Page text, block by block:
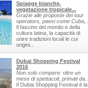
Spiagge bianche,
vegetazione tropicale...
Grazie alle proposte dei tour
operators, paesi come Cuba,...
Il fascino del mondo e della
cultura latina, la capacità di
unire tradizioni locali le cui
origini...
Dubai Shopping Festival
2016
Non solo compere: oltre un
mese di spettacoli, primati da...
Il Dubai Shopping Festival è la